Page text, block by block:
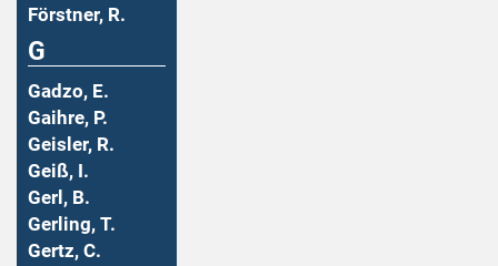
Förstner, R.
G
Gadzo, E.
Gaihre, P.
Geisler, R.
Geiß, I.
Gerl, B.
Gerling, T.
Gertz, C.